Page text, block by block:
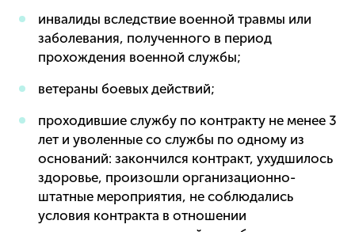
инвалиды вследствие военной травмы или
заболевания, полученного в период
прохождения военной службы;
ветераны боевых действий;
проходившие службу по контракту не менее 3
лет и уволенные со службы по одному из
оснований: закончился контракт, ухудшилось
здоровье, произошли организационно-
штатные мероприятия, не соблюдались
условия контракта в отношении